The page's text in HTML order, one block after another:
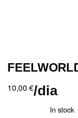
10,00 €/dia
In stock